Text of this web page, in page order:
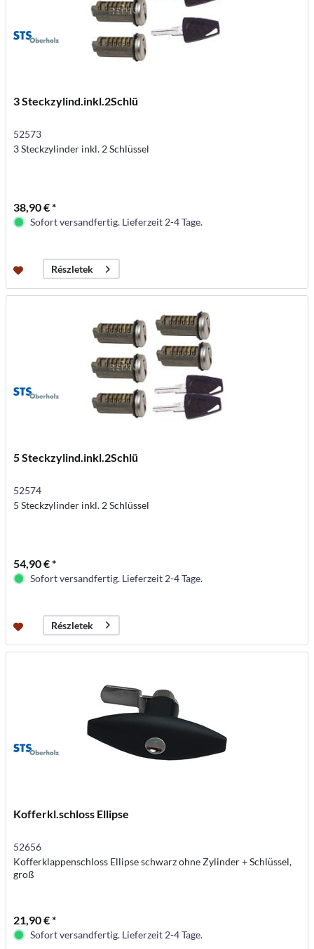
3 Steckzylind.inkl.2Schlü
52573
3 Steckzylinder inkl. 2 Schlüssel
38,90 € *
Sofort versandfertig. Lieferzeit 2-4 Tage.
Részletek
5 Steckzylind.inkl.2Schlü
52574
5 Steckzylinder inkl. 2 Schlüssel
54,90 € *
Sofort versandfertig. Lieferzeit 2-4 Tage.
Részletek
Kofferkl.schloss Ellipse
52656
Kofferklappenschloss Ellipse schwarz ohne Zylinder + Schlüssel,
groß
21,90 € *
Sofort versandfertig. Lieferzeit 2-4 Tage.